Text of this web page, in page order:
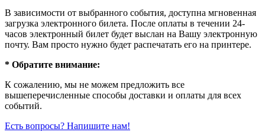
В зависимости от выбранного события, доступна мгновенная
загрузка электронного билета. После оплаты в течении 24-
часов электронный билет будет выслан на Вашу электронную
почту. Вам просто нужно будет распечатать его на принтере.
* Обратите внимание:
К сожалению, мы не можем предложить все
вышеперечисленные способы доставки и оплаты для всех
событий.
Есть вопросы? Напишите нам!